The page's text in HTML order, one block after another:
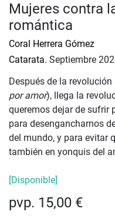
Mujeres contra
romántica
Coral Herrera Gómez
Catarata. Septiembre
Después de la revolución
por amor), llega la
queremos dejar de sufrir
para desengancharnos
del mundo, y para evitar
también en yonquis del
[Disponible]
pvp. 15,00 €